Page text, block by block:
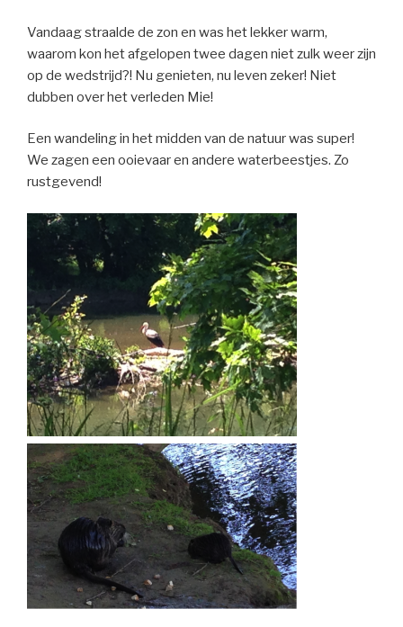
Vandaag straalde de zon en was het lekker warm,
waarom kon het afgelopen twee dagen niet zulk weer zijn
op de wedstrijd?! Nu genieten, nu leven zeker! Niet
dubben over het verleden Mie!
Een wandeling in het midden van de natuur was super!
We zagen een ooievaar en andere waterbeestjes. Zo
rustgevend!